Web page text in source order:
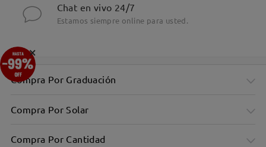
Chat en vivo 24/7
Estamos siempre online para usted.
Compra Por Graduación
Compra Por Solar
Compra Por Cantidad
×